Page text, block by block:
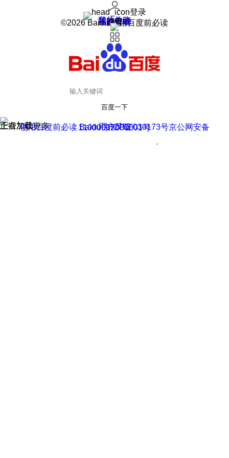
登录
我的关注
我的收藏
皮肤中心
用户反馈
设置
©2026 Baidu 使用百度前必读
百度一下
正在加载
上滑加载更多 用户反馈
使用百度前必读 Baidu 京ICP证030173号
京公网安备11000002000001号